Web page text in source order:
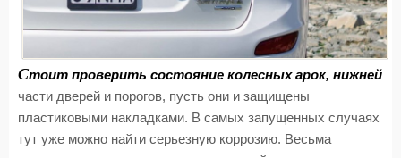
Стоит проверить состояние колесных арок, нижней
части дверей и порогов, пусть они и защищены
пластиковыми накладками. В самых запущенных случаях
тут уже можно найти серьезную коррозию. Весьма